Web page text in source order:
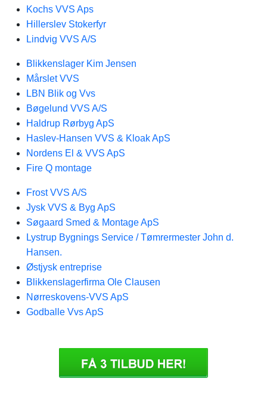
Kochs VVS Aps
Hillerslev Stokerfyr
Lindvig VVS A/S
Blikkenslager Kim Jensen
Mårslet VVS
LBN Blik og Vvs
Bøgelund VVS A/S
Haldrup Rørbyg ApS
Haslev-Hansen VVS & Kloak ApS
Nordens El & VVS ApS
Fire Q montage
Frost VVS A/S
Jysk VVS & Byg ApS
Søgaard Smed & Montage ApS
Lystrup Bygnings Service / Tømrermester John d.
Hansen.
Østjysk entreprise
Blikkenslagerfirma Ole Clausen
Nørreskovens-VVS ApS
Godballe Vvs ApS